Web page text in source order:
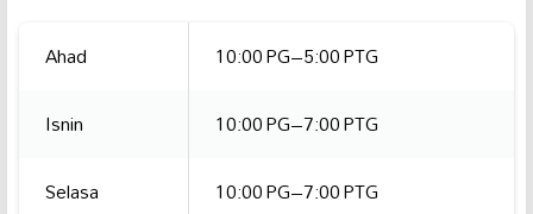
Ahad
10:00 PG–5:00 PTG
Isnin
10:00 PG–7:00 PTG
Selasa
10:00 PG–7:00 PTG